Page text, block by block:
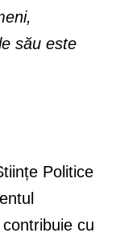
său este
Politice
cu